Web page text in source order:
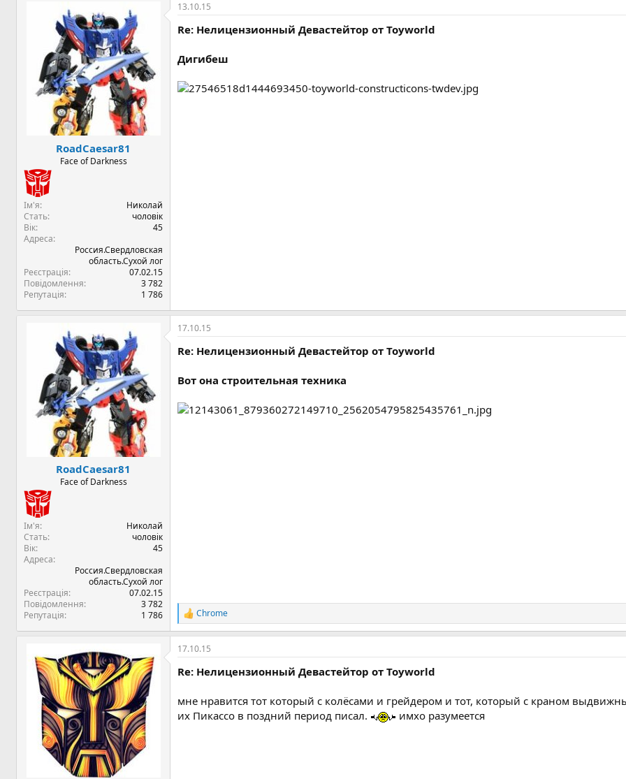
RoadCaesar81
Face of Darkness
Ім'я
Николай
Стать
чоловік
Вік
45
Адреса
Россия.Свердловская
область.Сухой лог
Реєстрація
07.02.15
Повідомлення
3 782
Репутація
1 786
13.10.15
Re: Нелицензионный Девастейтор от Toyworld
Дигибеш
RoadCaesar81
Face of Darkness
Ім'я
Николай
Стать
чоловік
Вік
45
Адреса
Россия.Свердловская
область.Сухой лог
Реєстрація
07.02.15
Повідомлення
3 782
Репутація
1 786
17.10.15
Re: Нелицензионный Девастейтор от Toyworld
Вот она строительная техника
Р
е
а
к
і
Chrome
17.10.15
Re: Нелицензионный Девастейтор от Toyworld
мне нравится тот который с колёсами и грейдером и тот, который с краном
их Пикассо в поздний период писал.
имхо разумеется